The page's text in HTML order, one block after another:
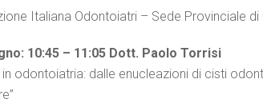
Italiana Odontoiatri – Sede Provinciale di
10:45 – 11:05 Dott. Paolo Torrisi
in odontoiatria: dalle enucleazioni di cisti